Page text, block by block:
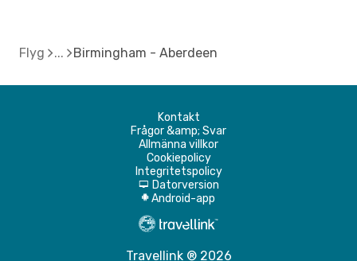
Flyg Birmingham - Aberdeen
Kontakt
Frågor &amp; Svar
Allmänna villkor
Cookiepolicy
Integritetspolicy
d Datorversion
A Android-app
Travellink ® 2026